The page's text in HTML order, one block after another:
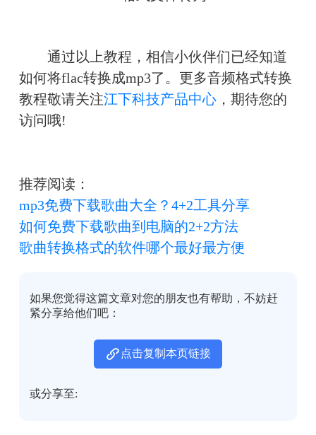
通过以上教程，相信小伙伴们已经知道
如何将flac转换成mp3了。更多音频格式转换
教程敬请关注江下科技产品中心，期待您的
访问哦!
推荐阅读：
mp3免费下载歌曲大全？4+2工具分享
如何免费下载歌曲到电脑的2+2方法
歌曲转换格式的软件哪个最好最方便
如果您觉得这篇文章对您的朋友也有帮助，不妨赶
紧分享给他们吧：
点击复制本页链接
或分享至: